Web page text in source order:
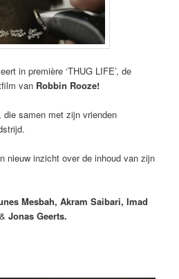
in première ‘THUG LIFE’, de
van Robbin Rooze!
die samen met zijn vrienden
nieuw inzicht over de inhoud van zijn
Mesbah, Akram Saibari, Imad
& Jonas Geerts.